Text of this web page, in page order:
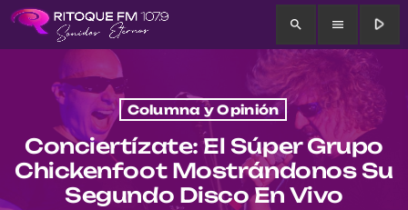
search menu play_arrow
Columna y Opinión
Conciertízate: El Súper Grupo
Chickenfoot Mostrándonos Su
Segundo Disco En Vivo